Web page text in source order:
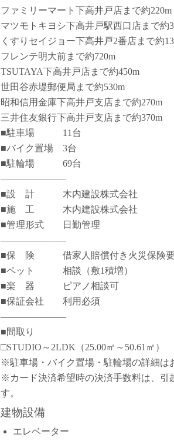
ファミリーマート下高井戸店まで約220m
マツモトキヨシ下高井戸駅西口店まで約
くすりセイジョー下高井戸2番店まで約
フレンテ明大前まで約720m
TSUTAYA下高井戸店まで約450m
世田谷赤堤郵便局まで約530m
昭和信用金庫下高井戸支店まで約270m
三井住友銀行下高井戸支店まで約370m
■駐車場 11台
■バイク置場 3台
■駐輪場 69台
―――――――
■設 計 木内建設株式会社
■施 工 木内建設株式会社
■管理形式 日勤管理
―――――――
■保 険 借家人賠償付き火災保険要
■ペット 相談（敷1積増）
■楽 器 ピアノ相談可
■保証会社 利用必須
―――――――
■間取り
□STUDIO～2LDK（25.00㎡～50.61㎡）
※駐車場・バイク置場・駐輪場の詳細は
※カード決済希望時の決済手数料は、引
す。
建物設備
エレベーター